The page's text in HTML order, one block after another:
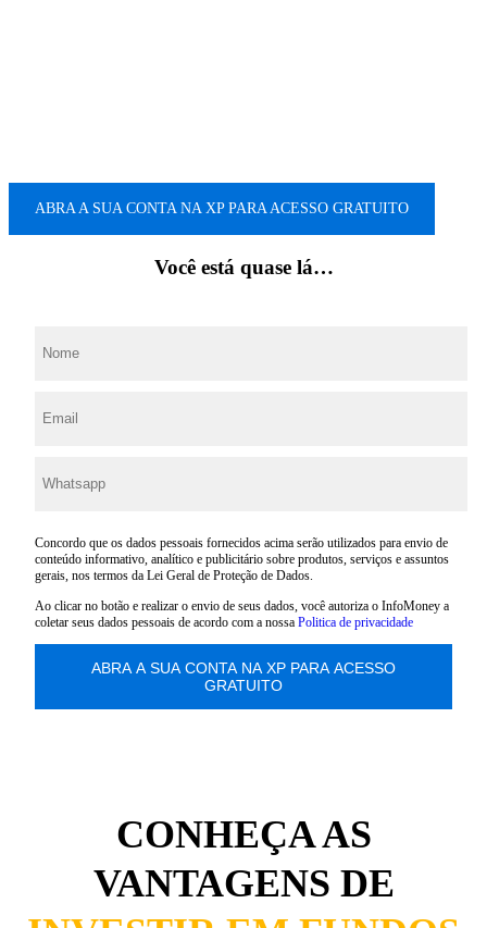
ABRA A SUA CONTA NA XP PARA ACESSO GRATUITO
Você está quase lá…
Concordo que os dados pessoais fornecidos acima serão utilizados para envio de
conteúdo informativo, analítico e publicitário sobre produtos, serviços e assuntos
gerais, nos termos da Lei Geral de Proteção de Dados.
Ao clicar no botão e realizar o envio de seus dados, você autoriza o InfoMoney a
coletar seus dados pessoais de acordo com a nossa Politica de privacidade
CONHEÇA AS
VANTAGENS DE